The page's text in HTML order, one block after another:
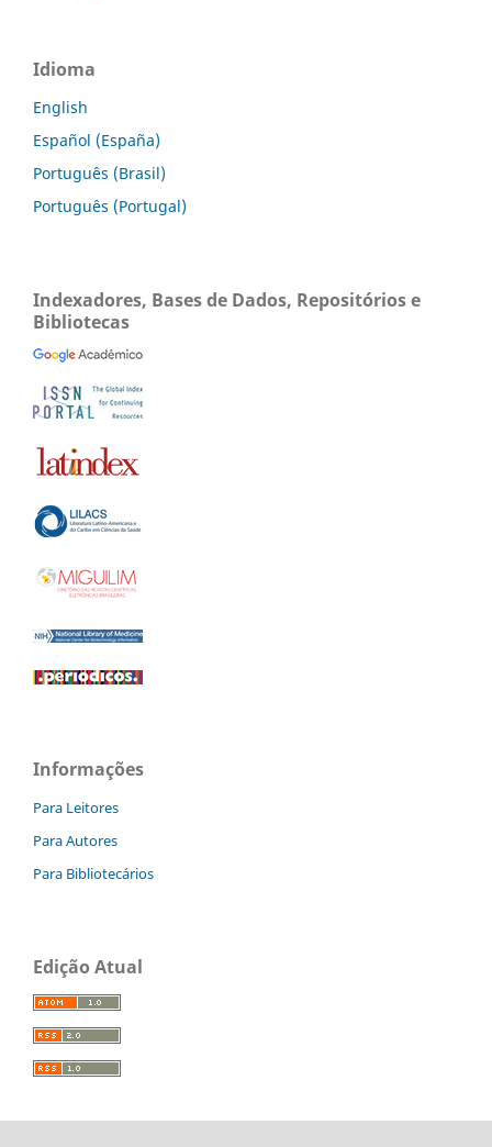
Idioma
English
Español (España)
Português (Brasil)
Português (Portugal)
Indexadores, Bases de Dados, Repositórios e
Bibliotecas
Informações
Para Leitores
Para Autores
Para Bibliotecários
Edição Atual